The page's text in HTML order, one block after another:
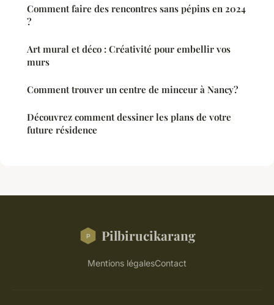
Comment faire des rencontres sans pépins en 2024
?
Art mural et déco : Créativité pour embellir vos
murs
Comment trouver un centre de minceur à Nancy?
Découvrez comment dessiner les plans de votre
future résidence
Pilbirucikarang
Mentions légalesContact